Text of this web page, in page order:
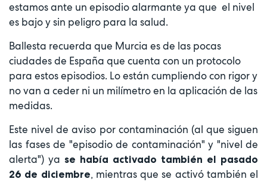
estamos ante un episodio alarmante ya que el nivel
es bajo y sin peligro para la salud.
Ballesta recuerda que Murcia es de las pocas
ciudades de España que cuenta con un protocolo
para estos episodios. Lo están cumpliendo con rigor y
no van a ceder ni un milímetro en la aplicación de las
medidas.
Este nivel de aviso por contaminación (al que siguen
las fases de "episodio de contaminación" y "nivel de
alerta") ya se había activado también el pasado
26 de diciembre, mientras que se activó también el